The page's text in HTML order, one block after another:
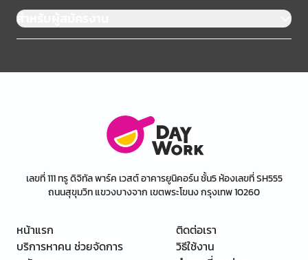
สำหรับผู้สมัครงาน
เลขที่ 111 ทรู ดิจิทัล พาร์ค เวสต์ อาคารยูนิคอร์น ชั้น5 ห้องเลขที่ SH555
ถนนสุขุมวิท แขวงบางจาก เขตพระโขนง กรุงเทพ 10260
หน้าแรก
บริการหาคน ช่วยจัดการ
ติดต่อเรา
วิธีใช้งาน